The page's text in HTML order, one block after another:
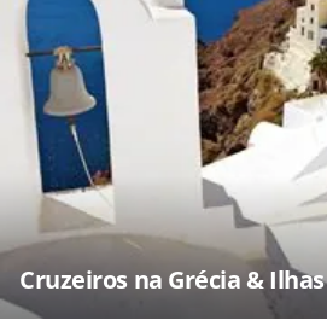
Cruzeiros na Grécia &